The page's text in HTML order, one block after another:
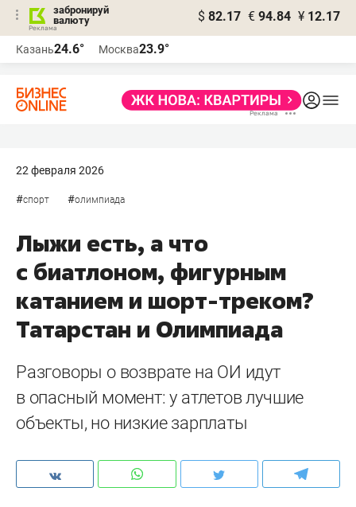
забронируй
валюту
$ 82.17 € 94.84 ¥ 12.17
Казань24.6° Москва23.9°
22 февраля 2026
#спорт #олимпиада
Лыжи есть, а что
с биатлоном, фигурным
катанием и шорт-треком?
Татарстан и Олимпиада
Разговоры о возврате на ОИ идут
в опасный момент: у атлетов лучшие
объекты, но низкие зарплаты